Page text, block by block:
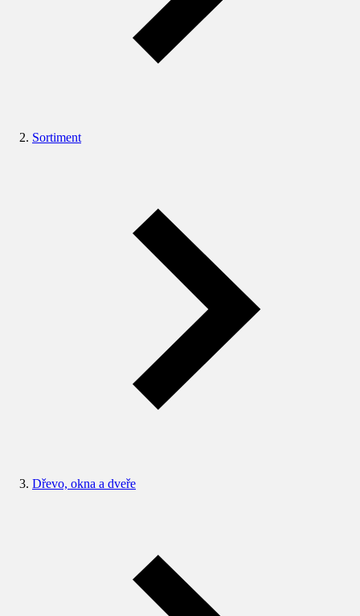
Sortiment
Dřevo, okna a dveře